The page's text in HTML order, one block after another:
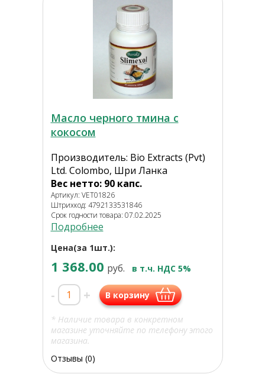
Масло черного тмина с
кокосом
Производитель: Bio Extracts (Pvt)
Ltd. Colombo, Шри Ланка
Вес нетто: 90 капс.
Артикул: VET01826
Штрихкод: 4792133531846
Срок годности товара: 07.02.2025
Подробнее
Цена(за 1шт.):
1 368.00 руб. в т.ч. НДС 5%
- + В корзину
* Наличие товара в конкретном
магазине уточняйте по телефону этого
магазина.
Отзывы (0)